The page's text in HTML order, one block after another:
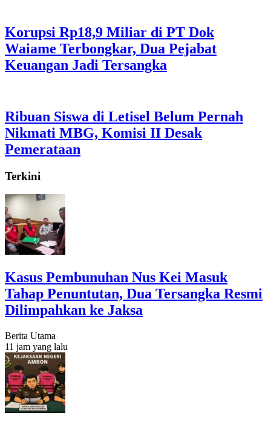
Korupsi Rp18,9 Miliar di PT Dok
Waiame Terbongkar, Dua Pejabat
Keuangan Jadi Tersangka
Ribuan Siswa di Letisel Belum Pernah
Nikmati MBG, Komisi II Desak
Pemerataan
Terkini
Kasus Pembunuhan Nus Kei Masuk
Tahap Penuntutan, Dua Tersangka Resmi
Dilimpahkan ke Jaksa
Berita Utama
11 jam yang lalu